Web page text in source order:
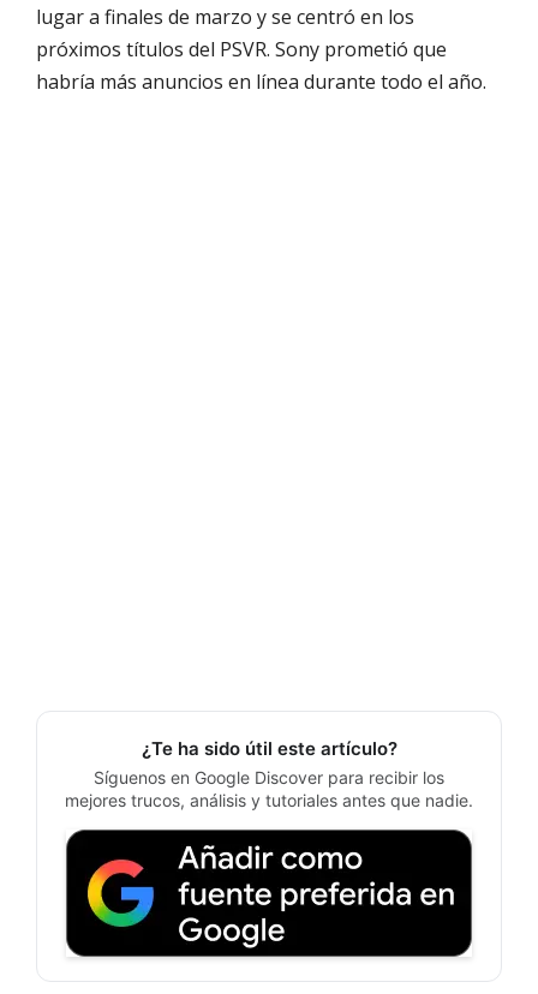
lugar a finales de marzo y se centró en los
próximos títulos del PSVR. Sony prometió que
habría más anuncios en línea durante todo el año.
¿Te ha sido útil este artículo?
Síguenos en Google Discover para recibir los
mejores trucos, análisis y tutoriales antes que nadie.